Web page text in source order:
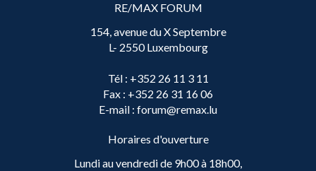
RE/MAX FORUM
154, avenue du X Septembre
L- 2550 Luxembourg
Tél: +352 26 11 3 11
Fax : +352 26 31 16 06
E-mail : forum@remax.lu
Horaires d'ouverture
Lundi au vendredi de 9h00 à 18h00,